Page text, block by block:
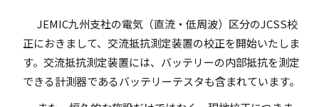
JEMIC九州支社の電気（直流・低周波）区分のJCSS校
正におきまして、交流抵抗測定装置の校正を開始いたしま
す。交流抵抗測定装置には、バッテリーの内部抵抗を測定
できる計測器であるバッテリーテスタも含まれています。